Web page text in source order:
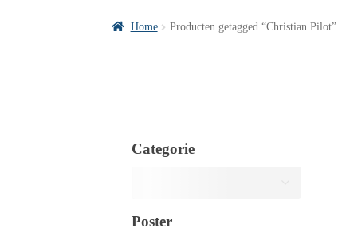
Home Producten getagged “Christian Pilot”
Categorie
Poster